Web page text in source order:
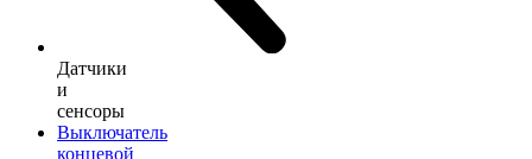
Датчики
и
сенсоры
Выключатель
концевой